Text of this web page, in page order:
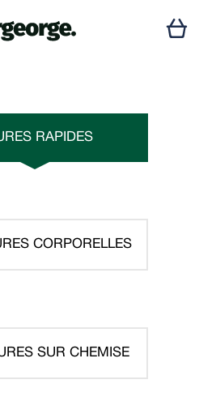
RAPIDES
CORPORELLES
SUR CHEMISE